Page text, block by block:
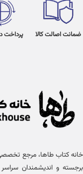
ضمانت اصالت کالا پرداخت در 4
برجسته و اندیشمندان سراسر